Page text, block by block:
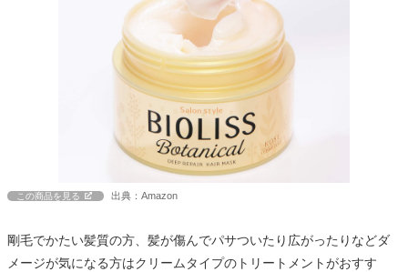
この商品を見る 出典：Amazon
剛毛でかたい髪質の方、髪が傷んでパサついたり広がったりなどダ
メージが気になる方はクリームタイプのトリートメントがおすす